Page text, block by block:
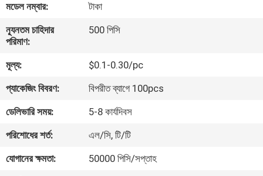
কারখানা
ভ্রমণ
মান
নিয়ন্ত্রণ
যোগাযোগ
করুন
মডেল নম্বার:
টাকা
ন্যূনতম চাহিদার
পরিমাণ:
500 পিসি
মূল্য:
$0.1-0.30/pc
প্যাকেজিং বিবরণ:
বিপরীত ব্যাগে 100pcs
ডেলিভারি সময়:
5-8 কার্যদিবস
পরিশোধের শর্ত:
এল/সি, টি/টি
যোগানের ক্ষমতা:
50000 পিসি/সপ্তাহ